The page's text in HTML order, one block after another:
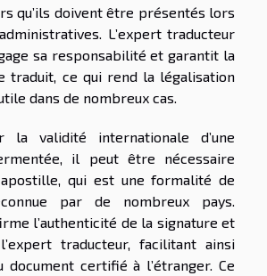
qu’ils doivent être présentés lors
L’expert traducteur
sa responsabilité et garantit la
traduit, ce qui rend la légalisation
dans de nombreux cas.
la validité internationale d’une
il peut être nécessaire
apostille, qui est une formalité de
par de nombreux pays.
l’authenticité de la signature et
traducteur, facilitant ainsi
document certifié à l’étranger. Ce